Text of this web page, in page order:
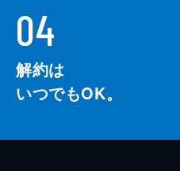
04
解約は
いつでもOK。